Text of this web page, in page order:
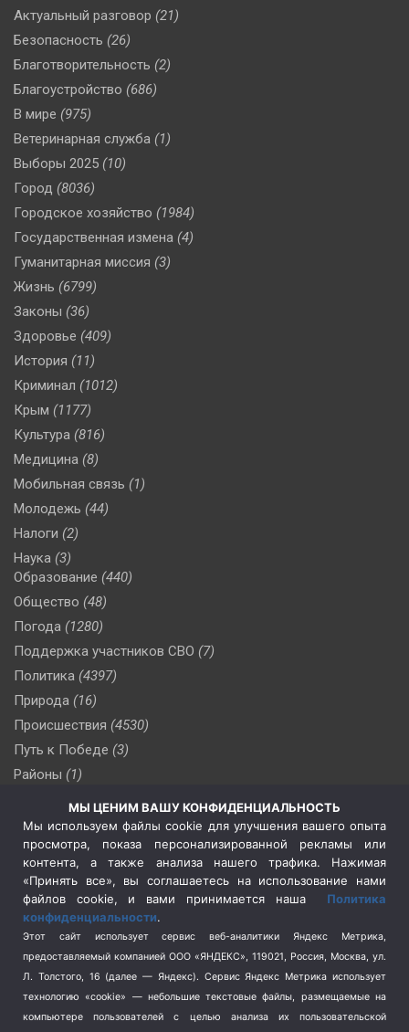
Актуальный разговор (21)
Безопасность (26)
Благотворительность (2)
Благоустройство (686)
В мире (975)
Ветеринарная служба (1)
Выборы 2025 (10)
Город (8036)
Городское хозяйство (1984)
Государственная измена (4)
Гуманитарная миссия (3)
Жизнь (6799)
Законы (36)
Здоровье (409)
История (11)
Криминал (1012)
Крым (1177)
Культура (816)
Медицина (8)
Мобильная связь (1)
Молодежь (44)
Налоги (2)
Наука (3)
Образование (440)
Общество (48)
Погода (1280)
Поддержка участников СВО (7)
Политика (4397)
Природа (16)
Происшествия (4530)
Путь к Победе (3)
Районы (1)
(510)
Сельское хозяйство (3)
Социальная политика
(3)
Спецоперация в Украине
Спецоперация на Украине
(404)
Спорт (740)
Терроризм (1)
Транспорт (262)
Туризм (178)
МЫ ЦЕНИМ ВАШУ КОНФИДЕНЦИАЛЬНОСТЬ
Мы используем файлы cookie для улучшения вашего опыта
просмотра, показа персонализированной рекламы или
контента, а также анализа нашего трафика. Нажимая
«Принять все», вы соглашаетесь на использование нами
файлов cookie, и вами принимается наша Политика
конфиденциальности.
Этот сайт использует сервис веб-аналитики Яндекс Метрика,
предоставляемый компанией ООО «ЯНДЕКС», 119021, Россия, Москва, ул.
Л. Толстого, 16 (далее — Яндекс). Сервис Яндекс Метрика использует
технологию «cookie» — небольшие текстовые файлы, размещаемые на
компьютере пользователей с целью анализа их пользовательской